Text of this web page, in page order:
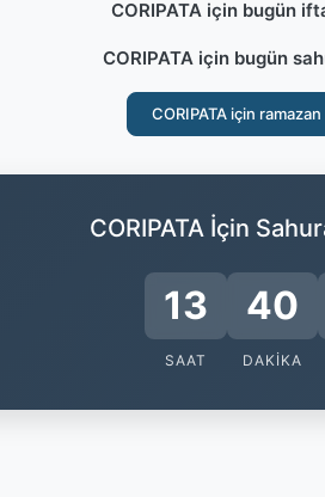
CORIPATA için bugün
CORIPATA için bugün
CORIPATA için
CORIPATA İçin
13
SAAT
40
DAKIKA